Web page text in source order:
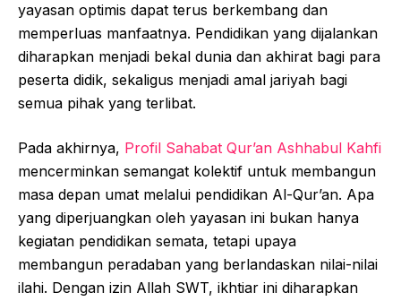
yayasan optimis dapat terus berkembang dan
memperluas manfaatnya. Pendidikan yang dijalankan
diharapkan menjadi bekal dunia dan akhirat bagi para
peserta didik, sekaligus menjadi amal jariyah bagi
semua pihak yang terlibat.
Pada akhirnya, Profil Sahabat Qur’an Ashhabul Kahfi
mencerminkan semangat kolektif untuk membangun
masa depan umat melalui pendidikan Al-Qur’an. Apa
yang diperjuangkan oleh yayasan ini bukan hanya
kegiatan pendidikan semata, tetapi upaya
membangun peradaban yang berlandaskan nilai-nilai
ilahi. Dengan izin Allah SWT, ikhtiar ini diharapkan